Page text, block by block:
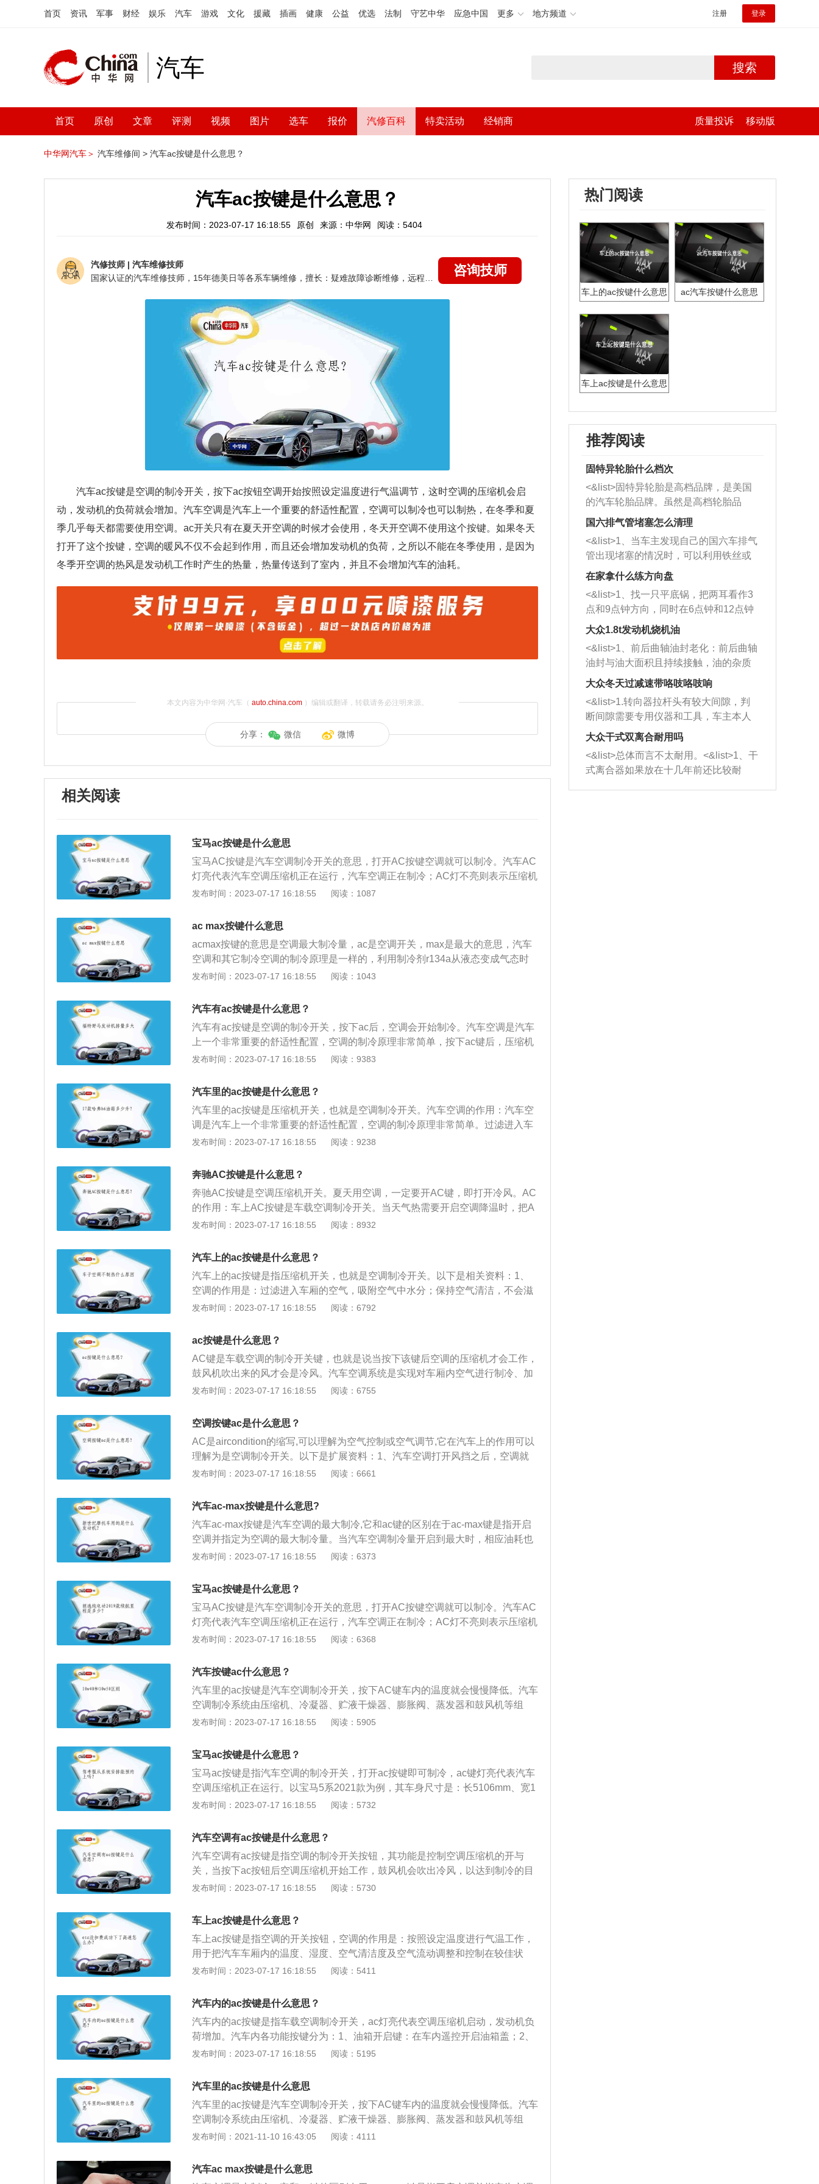
首页 资讯 军事 财经 娱乐 汽车 游戏 文化 援藏 插画 健康 公益 优选 法制 守艺中华 应急中国 更多 地方频道 注册 登录
汽车 搜索
首页 原创 文章 评测 视频 图片 选车 报价 汽修百科 特卖活动 经销商 质量投诉 移动版
中华网汽车＞ 汽车维修间 > 汽车ac按键是什么意思？
汽车ac按键是什么意思？
发布时间：2023-07-17 16:18:55 原创 来源：中华网 阅读：5404
汽修技师 | 汽车维修技师
咨询技师
汽车ac按键是空调的制冷开关，按下ac按钮空调开始按照设定温度进行气温调节，这时空调的压缩机会启
动，发动机的负荷就会增加。汽车空调是汽车上一个重要的舒适性配置，空调可以制冷也可以制热，在冬季和夏
季几乎每天都需要使用空调。ac开关只有在夏天开空调的时候才会使用，冬天开空调不使用这个按键。如果冬天
打开了这个按键，空调的暖风不仅不会起到作用，而且还会增加发动机的负荷，之所以不能在冬季使用，是因为
冬季开空调的热风是发动机工作时产生的热量，热量传送到了室内，并且不会增加汽车的油耗。
本文内容为中华网·汽车（ auto.china.com）编辑或翻译，转载请务必注明来源。
分享： 微信 微博
相关阅读
宝马ac按键是什么意思
宝马AC按键是汽车空调制冷开关的意思，打开AC按键空调就可以制冷。汽车AC
灯亮代表汽车空调压缩机正在运行，汽车空调正在制冷；AC灯不亮则表示压缩机
没有工作，空调制冷是关闭状态。以下是汽车空调的作用：1、温度调节：这是
用车采用独立燃烧式加热器采暖外，其他车辆基本上采用汽车余热进行采暖。
2、湿度调节：湿度对车内乘员的舒适感觉有很大影响。车厢内的湿度一般应保
持在30％-70％，普通汽车空调不具备调节车内湿度的功能，只有通过使用通风
装置或打高级豪华汽车采用的冷暖一体化空调器。3、气流调节：气流的流速和
方向对人的舒适性影响很大。如果直吹，在温度合适时，流速应限制在一定的范
大小。4、空气净化：车厢内空气的质量是舒适的重要保证。
发布时间：2023-07-17 16:18:55 阅读：1087
ac max按键什么意思
acmax按键的意思是空调最大制冷量，ac是空调开关，max是最大的意思，汽车
空调和其它制冷空调的制冷原理是一样的，利用制冷剂r134a从液态变成气态时
吸收大量热能的原理制冷。汽车空调的压缩机通过汽车发动机经皮带传输动力非
体，经过冷凝器散热管降温冷却变成高压中温的液体，再经过贮液干燥器除湿与
缓冲，然后以较稳定的压力和流量流向膨胀阀，经节流和降压最后流向蒸发器，
致冷剂一遇低压环境即蒸发，吸收大量热能。
发布时间：2023-07-17 16:18:55 阅读：1043
汽车有ac按键是什么意思？
汽车有ac按键是空调的制冷开关，按下ac后，空调会开始制冷。汽车空调是汽车
上一个非常重要的舒适性配置，空调的制冷原理非常简单，按下ac键后，压缩机
离合器会结合，这样发动机就会带动压缩机运转。汽车空调使用的制冷剂一般是r
更换。如果长时间不换制冷剂，可能会导致空调制冷速度变慢，制冷效果变差。
发布时间：2023-07-17 16:18:55 阅读：9383
汽车里的ac按键是什么意思？
汽车里的ac按键是压缩机开关，也就是空调制冷开关。汽车空调的作用：汽车空
调是汽车上一个非常重要的舒适性配置，空调的制冷原理非常简单。过滤进入车
厢的空气；吸附空气中水分；保持空气清洁，不会滋生细菌；防止玻璃起雾；调
空调冷凝器；及时清洗或更换空调滤芯。温度不要太低；控制出风口方向；避免
长时间使用；适当开启大风量；低速行驶关空调。
发布时间：2023-07-17 16:18:55 阅读：9238
奔驰AC按键是什么意思？
奔驰AC按键是空调压缩机开关。夏天用空调，一定要开AC键，即打开冷风。AC
的作用：车上AC按键是车载空调制冷开关。当天气热需要开启空调降温时，把A
C按键按下去，按键上应该有指示灯亮起，汽车空调制冷压缩机开始工作，出风
劳。AC使用方法：需要制冷时，按下AC键的同时，需要把温度选择开关调到至
蓝色部分，打开风扇开关，这时候才有冷风吹出来。
发布时间：2023-07-17 16:18:55 阅读：8932
汽车上的ac按键是什么意思？
汽车上的ac按键是指压缩机开关，也就是空调制冷开关。以下是相关资料：1、
空调的作用是：过滤进入车厢的空气，吸附空气中水分；保持空气清洁，不会滋
生细菌；防止玻璃起雾，调整车厢温度。2、使用空调时应注意：温度不要太
调。3、空调的保养方法是：及时清理空调出风口；及时保养空调冷凝器；及时
清洗或更换空调滤芯。
发布时间：2023-07-17 16:18:55 阅读：6792
ac按键是什么意思？
AC键是车载空调的制冷开关键，也就是说当按下该键后空调的压缩机才会工作，
鼓风机吹出来的风才会是冷风。汽车空调系统是实现对车厢内空气进行制冷、加
热、换气和空气净化的装置。其可以为乘车人员提供舒适的乘车环境，降低驾驶
是为了使乘客感到舒适，其介绍如下：1、空调器能控制车厢内的气温，既能加
热空气，也能冷却空气，以便把车厢内温度控制到舒适的水平；2、空调器能够
排出空气中的湿气。干燥空气吸收人体汗液，以营造更舒适的环境；3、空调器
可吸入新风，具有通风功能；4、空调器可过滤空气，排除空气中的灰尘和花
粉。
发布时间：2023-07-17 16:18:55 阅读：6755
空调按键ac是什么意思？
AC是aircondition的缩写,可以理解为空气控制或空气调节,它在汽车上的作用可以
理解为是空调制冷开关。以下是扩展资料：1、汽车空调打开风挡之后，空调就
会出风，因为这个时候空调系统中的鼓风机开始工作，所以有风吹出，但是空调
挡之后，空调就会出风，因为这个时候空调系统中的鼓风机开始工作，所以有风
吹出，但是空调制冷的系统还没有启动，因为空调压缩机还没有开始工作。
发布时间：2023-07-17 16:18:55 阅读：6661
汽车ac-max按键是什么意思?
汽车ac-max按键是汽车空调的最大制冷,它和ac键的区别在于ac-max键是指开启
空调并指定为空调的最大制冷量。当汽车空调制冷量开启到最大时，相应油耗也
会提高。以下关于汽车空调注意事项：1、早晨热车时不要立即打开制热空调，
过热的温度会犯困而影响驾驶，另外也不要让暖风直吹脸。3、如果风量小上不
去。这时要检查空调滤芯是否灰尘太多，要不就是风量调节器出了问题，需要去
维修厂看一看。4、长途开车时隔一段时间要换一下气，密闭的空间空气流通不
畅，时间长了也会造成车子里的人呼吸不畅。5、在停车之前就关掉空调，并开
启外循环自然风，这样能清扫空调系统风路管道，防止滋生细菌。
发布时间：2023-07-17 16:18:55 阅读：6373
宝马ac按键是什么意思？
宝马AC按键是汽车空调制冷开关的意思，打开AC按键空调就可以制冷。汽车AC
灯亮代表汽车空调压缩机正在运行，汽车空调正在制冷；AC灯不亮则表示压缩机
没有工作，空调制冷是关闭状态。以下是汽车空调的作用：1、温度调节：这是
用车采用独立燃烧式加热器采暖外，其他车辆基本上采用汽车余热进行采暖。
2、湿度调节：湿度对车内乘员的舒适感觉有很大影响。车厢内的湿度一般应保
持在30％-70％，普通汽车空调不具备调节车内湿度的功能，只有通过使用通风
装置或打高级豪华汽车采用的冷暖一体化空调器。3、气流调节：气流的流速和
方向对人的舒适性影响很大。如果直吹，在温度合适时，流速应限制在一定的范
大小。4、空气净化：车厢内空气的质量是舒适的重要保证。
发布时间：2023-07-17 16:18:55 阅读：6368
汽车按键ac什么意思？
汽车里的ac按键是汽车空调制冷开关，按下AC键车内的温度就会慢慢降低。汽车
空调制冷系统由压缩机、冷凝器、贮液干燥器、膨胀阀、蒸发器和鼓风机等组
成。各部件之间采用铜管和高压橡胶管连接成一个密闭系统。有关空调制冷系统
体，把它压缩成高温高压的气体排出压缩机。2、散热过程：高温高压的过热制
冷剂气体进入冷凝器，由于压力及温度的降低，制冷剂气体冷凝成液体，并排出
大量的热量。3、节流过程：温度和压力较高的制冷剂液体通过膨胀装置后体积
变大，压力和温度急剧下降，以雾状（细小液滴）排出膨胀装置。4、吸热过
程：雾状制冷剂液体进入蒸发器，因此时制冷剂沸点远低于蒸发器内温度，故制
发布时间：2023-07-17 16:18:55 阅读：5905
宝马ac按键是什么意思？
宝马ac按键是指汽车空调的制冷开关，打开ac按键即可制冷，ac键灯亮代表汽车
空调压缩机正在运行。以宝马5系2021款为例，其车身尺寸是：长5106mm、宽1
868mm、高1500mm、轴距为3105mm，油箱容积为68l。宝马5系2021款搭载的
挡手自一体变速箱，其采用的前悬架类型是双叉臂式独立悬架，后悬架类型是多
连杆式独立悬架。
发布时间：2023-07-17 16:18:55 阅读：5732
汽车空调有ac按键是什么意思？
汽车空调有ac按键是指空调的制冷开关按钮，其功能是控制空调压缩机的开与
关，当按下ac按钮后空调压缩机开始工作，鼓风机会吹出冷风，以达到制冷的目
的。汽车空调是由压缩机、冷凝器、节流元件、蒸发器、风机、控制部件构成，
方法是：1、使用空调前检查空调系统部件是否良好；2、定期清洁和更换空调滤
清器和清洗冷凝器。
发布时间：2023-07-17 16:18:55 阅读：5730
车上ac按键是什么意思？
车上ac按键是指空调的开关按钮，空调的作用是：按照设定温度进行气温工作，
用于把汽车车厢内的温度、湿度、空气清洁度及空气流动调整和控制在较佳状
态，为乘员提供舒适的乘坐环境，减少旅途疲劳。车上空调保养的方法是：1、
剂量，两至三周检查补充一次即可；3、保持压缩机和密封件的润滑作用，每周
至少开启空调一次。
发布时间：2023-07-17 16:18:55 阅读：5411
汽车内的ac按键是什么意思？
汽车内的ac按键是指车载空调制冷开关，ac灯亮代表空调压缩机启动，发动机负
荷增加。汽车内各功能按键分为：1、油箱开启键：在车内遥控开启油箱盖；2、
eps开关：用来打开或关闭车辆的车身稳定控制系统；3、倒车雷达键：按下该按
大灯清洗键：控制前大灯的自动清洗功能；6、后遮阳帘键：控制车内电动后遮
阳帘的打开与关闭。
发布时间：2023-07-17 16:18:55 阅读：5195
汽车里的ac按键是什么意思
汽车里的ac按键是汽车空调制冷开关，按下AC键车内的温度就会慢慢降低。汽车
空调制冷系统由压缩机、冷凝器、贮液干燥器、膨胀阀、蒸发器和鼓风机等组
成。各部件之间采用铜管和高压橡胶管连接成一个密闭系统。汽车空调制冷系统
过程：压缩过程：压缩机吸入蒸发器出口处的低温低压的制冷剂气体，把它压缩
成高温高压的气体排出压缩机。散热过程：高温高压的过热制冷剂气体进入冷凝
发布时间：2021-11-10 16:43:05 阅读：4111
汽车ac max按键是什么意思
热门阅读
车上的ac按键什么意思 ac汽车按键什么意思
车上ac按键是什么意思
推荐阅读
固特异轮胎什么档次
<&list>固特异轮胎是高档品牌，是美国
的汽车轮胎品牌。虽然是高档轮胎品
牌，但是中高低端的轮胎都有生产，这
也是为了更好的开拓市场。
国六排气管堵塞怎么清理
<&list>1、当车主发现自己的国六车排气
管出现堵塞的情况时，可以利用铁丝或
者是细棍，直接将杂物给取出来，如果
堵塞情况比较严重，也可以采取应急措
施。 <&list>2、直接利用木棍将所有的
杂物推到排气管里面的位置处，然后将
三元催化器拆解开，就可以将堵塞的东
西取出来。但如果是因为积碳过多引起
的堵塞，就需要将三元催化器泡在草酸
洗剂对堵塞的情况得到解决，将清洗剂
放在燃油箱中，与燃油混合后，车辆启
动时，就可以和汽油一起进入到燃烧
室，最后形成废气排出，就可以让三元
催化器得到清洗，排气管堵塞的情况就
能够得到解决。
在家拿什么练方向盘
<&list>1、找一只平底锅，把两耳看作3
点和9点钟方向，同时在6点钟和12点钟
方向做一个标记。 <&list>2、双手握住
一圈半的练习，往右同样也要打相同的
圈数。 <&list>3、最后强调要反复练
习，这样就可以形成肌肉记忆，在真实
驾驶车辆时，不需要记忆也能打好方
向。
大众1.8t发动机烧机油
<&list>1、前后曲轴油封老化：前后曲轴
油封与油大面积且持续接触，油的杂质
和发动机内持续温度变化使其密封效果
逐渐减弱，导致渗油或漏油。<&list>2、
活塞间隙过大：积碳会使活塞环与缸体
的间隙扩大，导致机油流入燃烧室中，
造成烧机油。<&list>3、机油粘度。使用
机油粘度过小的话，同样会有烧机油现
象，机油粘度过小具有很好的流动性，
大众冬天过减速带咯吱咯吱响
<&list>1.转向器拉杆头有较大间隙，判
断间隙需要专用仪器和工具，车主本人
无法制作，需要将车辆送到修理厂或4s
店；<&list>2.车辆半轴套管防尘罩破
裂，破裂后会出现漏油现象，使半轴磨
损严重，磨损的半轴容易损坏，产生异
响；<&list>3.稳定器的转向胶套和球头
大众干式双离合耐用吗
<&list>总体而言不太耐用。<&list>1、干
式离合器如果放在十几年前还比较耐